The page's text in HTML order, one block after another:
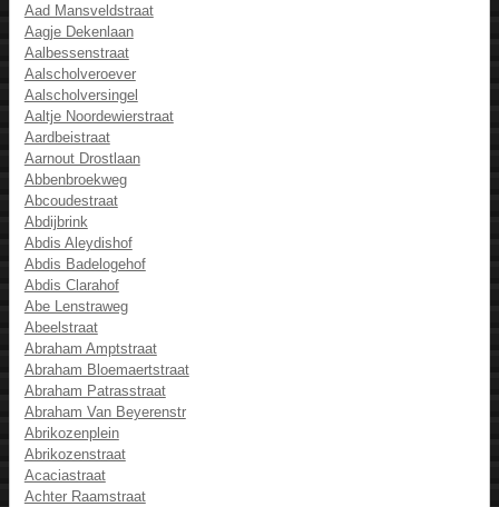
Aad Mansveldstraat
Aagje Dekenlaan
Aalbessenstraat
Aalscholveroever
Aalscholversingel
Aaltje Noordewierstraat
Aardbeistraat
Aarnout Drostlaan
Abbenbroekweg
Abcoudestraat
Abdijbrink
Abdis Aleydishof
Abdis Badelogehof
Abdis Clarahof
Abe Lenstraweg
Abeelstraat
Abraham Amptstraat
Abraham Bloemaertstraat
Abraham Patrasstraat
Abraham Van Beyerenstr
Abrikozenplein
Abrikozenstraat
Acaciastraat
Achter Raamstraat